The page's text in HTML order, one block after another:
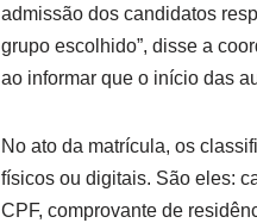
admissão dos candidatos
grupo escolhido”, disse a
ao informar que o início das
No ato da matrícula, os
físicos ou digitais. São eles:
CPF, comprovante de